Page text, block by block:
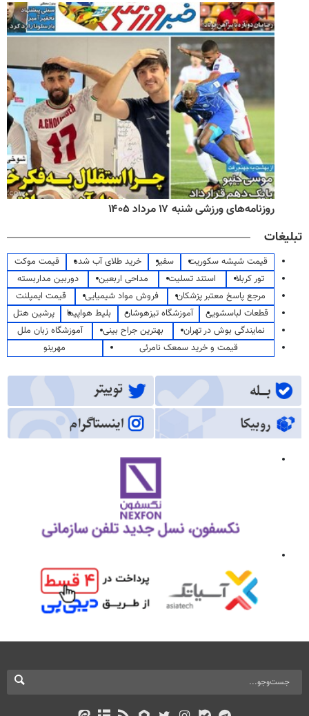
روزنامه‌های ورزشی شنبه ۱۷ مرداد ۱۴۰۵
تبلیغات
قیمت شیشه سکوریت سفیر خرید طلای آب شده
قیمت موکت
تور کربلا
استند تسلیت مداحی اربعین
دوربین مداربسته
مرجع پاسخ معتبر پزشکان
فروش مواد شیمیایی
قیمت ایمپلنت
قطعات لباسشویی
آموزشگاه تیزهوشان بلیط هواپیما
پرشین هتل
نمایندگی بوش در تهران
بهترین جراح بینی
آموزشگاه زبان ملل
قیمت و خرید سمعک نامرئی
مهرینو